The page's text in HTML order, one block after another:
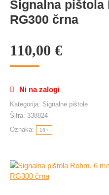
Signalna pištola
RG300 črna
110,00 €
Ni na zalogi
Kategorija: Signalne pištole
Šifra: 338824
Oznaka:
18+